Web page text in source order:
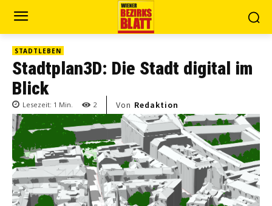
STADTLEBEN
Stadtplan3D: Die Stadt digital im
Blick
Lesezeit: 1 Min. 2 Von Redaktion